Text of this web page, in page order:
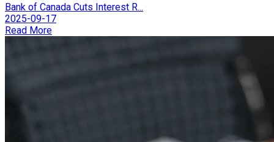
Bank of Canada Cuts Interest R...
2025-09-17
Read More